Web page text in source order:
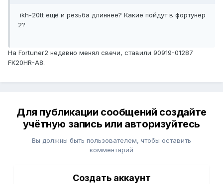
ikh-20tt ещё и резьба длиннее? Какие пойдут в фортунер
2?
На Fortuner2 недавно менял свечи, ставили 90919-01287
FK20HR-A8.
Для публикации сообщений создайте
учётную запись или авторизуйтесь
Вы должны быть пользователем, чтобы оставить
комментарий
Создать аккаунт